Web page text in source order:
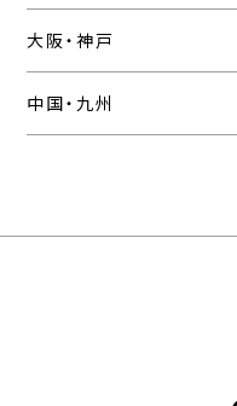
大阪・神戸
中国・九州